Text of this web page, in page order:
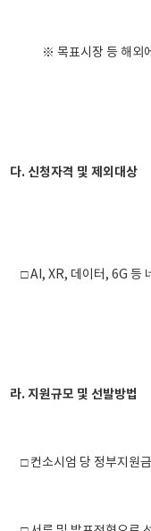
※ 목표시장 등 해외에서
다. 신청자격 및 제외대상
□ AI, XR, 데이터, 6G 등
라. 지원규모 및 선발방법
□ 컨소시엄 당 정부지원